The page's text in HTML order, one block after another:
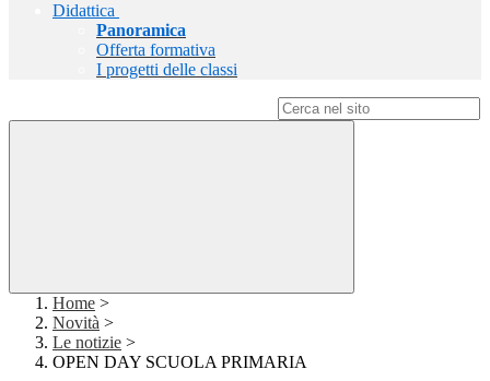
Didattica
Panoramica
Offerta formativa
I progetti delle classi
Home >
Novità >
Le notizie >
OPEN DAY SCUOLA PRIMARIA